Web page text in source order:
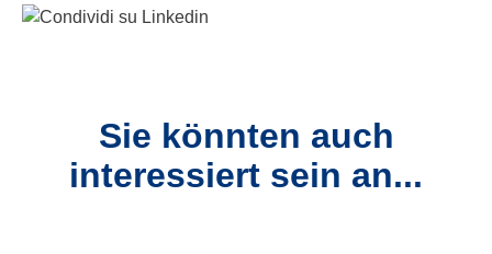
Sie könnten auch
interessiert sein an...